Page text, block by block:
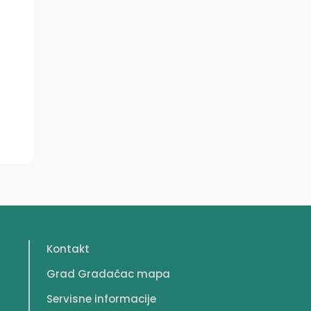
Kontakt
Grad Gradačac mapa
Servisne informacije